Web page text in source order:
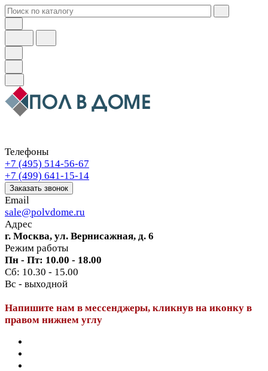
Телефоны
+7 (495) 514-56-67
+7 (499) 641-15-14
Заказать звонок
Email
sale@polvdome.ru
Адрес
г. Москва, ул. Вернисажная, д. 6
Режим работы
Пн - Пт: 10.00 - 18.00
Сб: 10.30 - 15.00
Вс - выходной
Напишите нам в мессенджеры, кликнув на иконку в
правом нижнем углу